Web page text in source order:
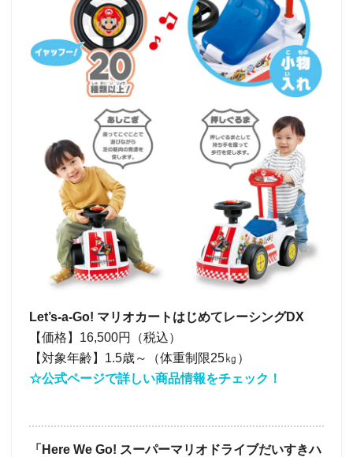
Let’s-a-Go! マリオカートはじめてレーシングDX
【価格】16,500円（税込）
【対象年齢】1.5歳～（体重制限25㎏）
☆公式ページで詳しい商品情報をチェック！
「Here We Go! スーパーマリオドライブだいすきハ